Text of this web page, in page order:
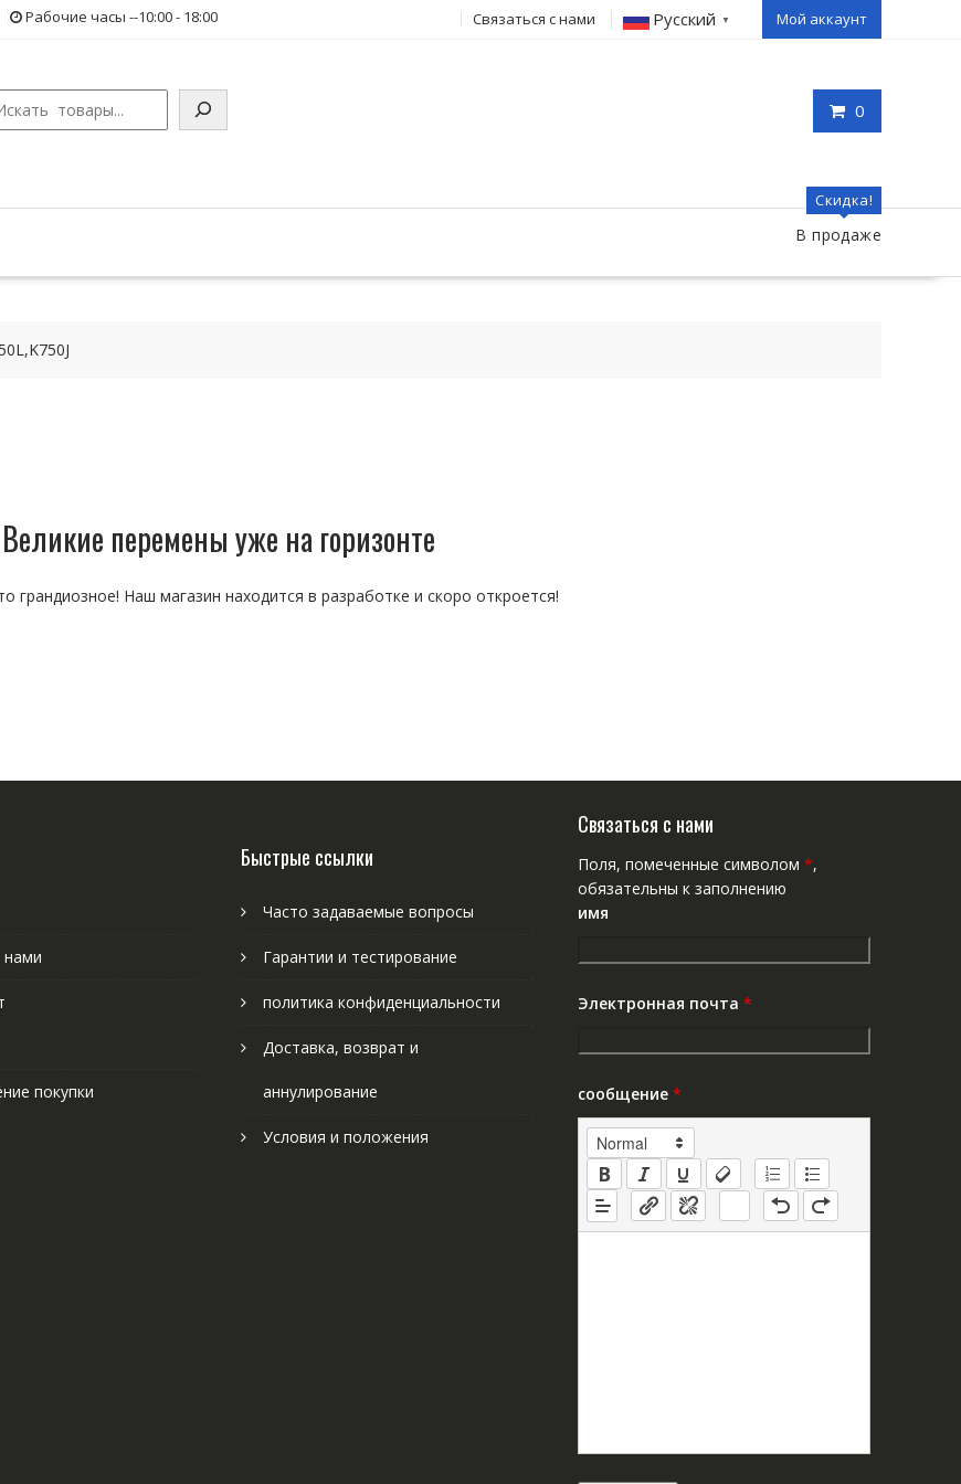
Рабочие часы --10:00 - 18:00 Связаться с нами Русский ▼ Мой аккаунт
0
Скидка!
В продаже
Великие перемены уже на горизонте
грандиозное! Наш магазин находится в разработке и скоро откроется!
нами
покупки
Быстрые ссылки
Часто задаваемые вопросы
Гарантии и тестирование
политика конфиденциальности
Доставка, возврат и
аннулирование
Условия и положения
Связаться с нами
Поля, помеченные символом *,
обязательны к заполнению
имя
Электронная почта *
сообщение *